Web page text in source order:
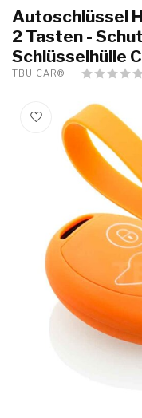
Autoschlüssel
2 Tasten -
Schlüsselhülle
TBU CAR®